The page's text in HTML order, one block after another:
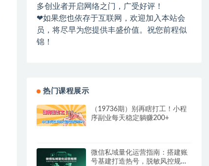
多创业者开启网络之门，广受好评！
❤如果您也依存于互联网，欢迎加入本站会
员，将尽早为您提供丰盛价值。祝您前程似
锦！
热门课程展示
（19736期）别再瞎打工！小程
序副业每天稳定躺赚200+
微信私域量化运营指南：搭建账
号基建打造热号，脱敏风控规避